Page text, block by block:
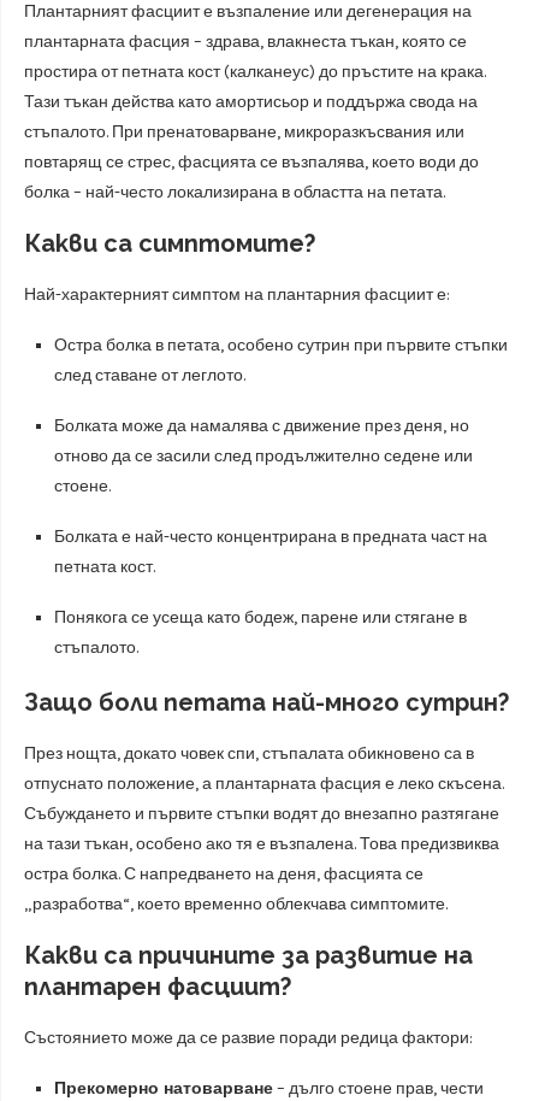
Плантарният фасциит е възпаление или дегенерация на
плантарната фасция – здрава, влакнеста тъкан, която се
простира от петната кост (калканеус) до пръстите на крака.
Тази тъкан действа като амортисьор и поддържа свода на
стъпалото. При пренатоварване, микроразкъсвания или
повтарящ се стрес, фасцията се възпалява, което води до
болка – най-често локализирана в областта на петата.
Какви са симптомите?
Най-характерният симптом на плантарния фасциит е:
Остра болка в петата, особено сутрин при първите стъпки
след ставане от леглото.
Болката може да намалява с движение през деня, но
отново да се засили след продължително седене или
стоене.
Болката е най-често концентрирана в предната част на
петната кост.
Понякога се усеща като бодеж, парене или стягане в
стъпалото.
Защо боли петата най-много сутрин?
През нощта, докато човек спи, стъпалата обикновено са в
отпуснато положение, а плантарната фасция е леко скъсена.
Събуждането и първите стъпки водят до внезапно разтягане
на тази тъкан, особено ако тя е възпалена. Това предизвиква
остра болка. С напредването на деня, фасцията се
„разработва“, което временно облекчава симптомите.
Какви са причините за развитие на
плантарен фасциит?
Състоянието може да се развие поради редица фактори:
Прекомерно натоварване– дълго стоене прав, чести